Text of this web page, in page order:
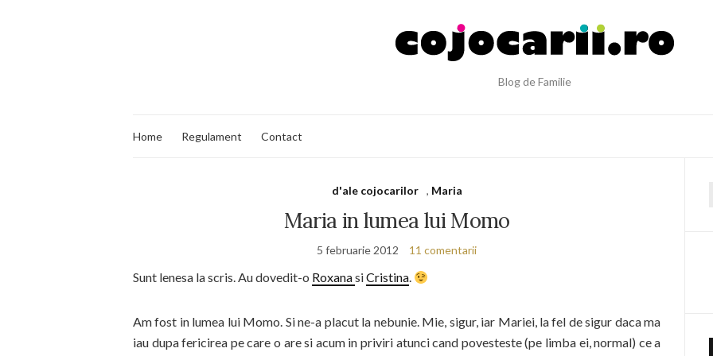
Blog de Familie
Home Regulament Contact
d'ale cojocarilor , Maria
Maria in lumea lui Momo
5 februarie 2012 11 comentarii
Sunt lenesa la scris. Au dovedit-o RoxanasiCristina.
Am fost in lumea lui Momo. Si ne-a placut la nebunie. Mie, sigur, iar Mariei, la fel de sigur daca ma
iau dupa fericirea pe care o are si acum in priviri atunci cand povesteste (pe limba ei, normal) ce a